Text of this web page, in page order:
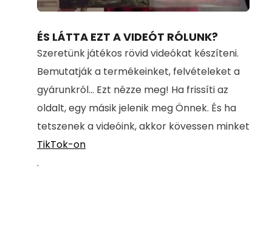
Unmute Loaded
100.00%
ÉS LÁTTA EZT A VIDEÓT RÓLUNK?
Szeretünk játékos rövid videókat készíteni.
Bemutatják a termékeinket, felvételeket a
gyárunkról... Ezt nézze meg! Ha frissíti az
oldalt, egy másik jelenik meg Önnek. És ha
tetszenek a videóink, akkor kövessen minket
TikTok-on
.